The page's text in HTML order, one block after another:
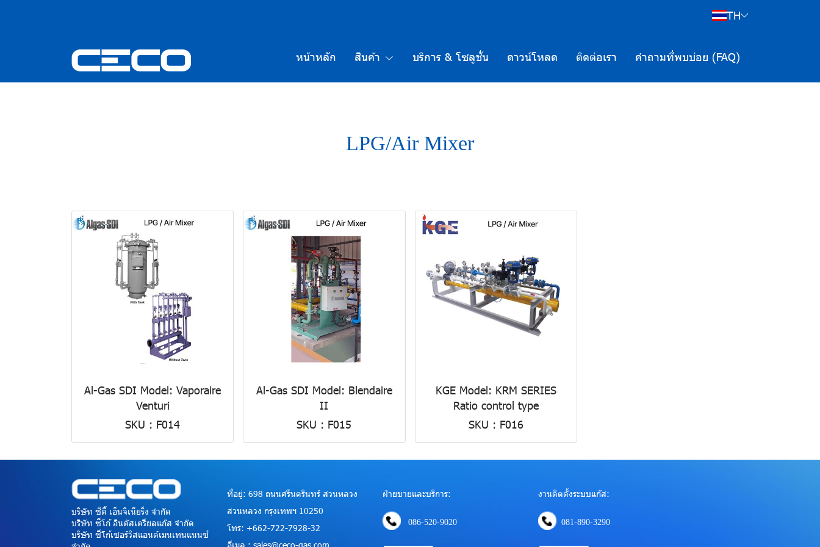
TH
หน้าหลัก สินค้า บริการ & โซลูชั่น ดาวน์โหลด ติดต่อเรา คำถามที่พบบ่อย (FAQ)
LPG/Air Mixer
Al-Gas SDI Model: Vaporaire
Venturi
SKU : F014
Al-Gas SDI Model: Blendaire
II
SKU : F015
KGE Model: KRM SERIES
Ratio control type
SKU : F016
บริษัท ซิตี้ เอ็นจิเนียริ่ง จำกัด
บริษัท ซีโก้ อินดัสเตรียลแก๊ส จำกัด
บริษัท ซีโก้เซอร์วิสแอนด์เมนเทนแนนซ์
ที่อยู่: 698 ถนนศรีนครินทร์ สวนหลวง
สวนหลวง กรุงเทพฯ 10250
โทร: +662-722-7928-32
ฝ่ายขายและบริการ:
086-520-9020
งานติดตั้งระบบแก๊ส:
081-890-3290